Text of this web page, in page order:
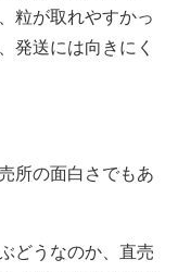
粒が取れやすかっ
発送には向きにく
所の面白さでもあ
どうなのか、直売